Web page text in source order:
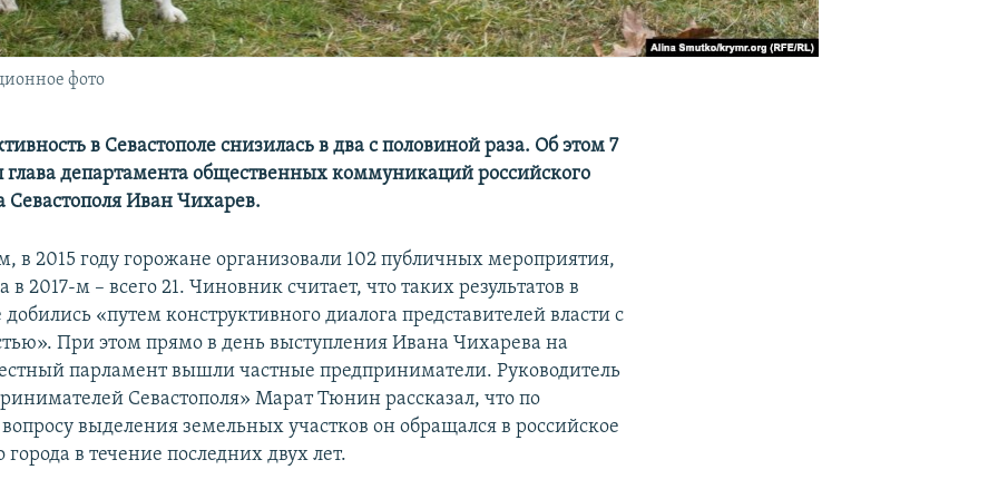
фото
в Севастополе снизилась в два с половиной раза. Об этом 7
глава департамента общественных коммуникаций российского
Севастополя Иван Чихарев.
в 2015 году горожане организовали 102 публичных мероприятия,
в 2017-м – всего 21. Чиновник считает, что таких результатов в
«путем конструктивного диалога представителей власти с
При этом прямо в день выступления Ивана Чихарева на
парламент вышли частные предприниматели. Руководитель
Севастополя» Марат Тюнин рассказал, что по
выделения земельных участков он обращался в российское
города в течение последних двух лет.